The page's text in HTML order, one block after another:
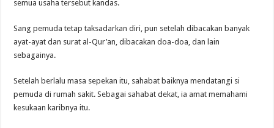
semua usaha tersebut kandas.
Sang pemuda tetap taksadarkan diri, pun setelah dibacakan banyak
ayat-ayat dan surat al-Qur’an, dibacakan doa-doa, dan lain
sebagainya.
Setelah berlalu masa sepekan itu, sahabat baiknya mendatangi si
pemuda di rumah sakit. Sebagai sahabat dekat, ia amat memahami
kesukaan karibnya itu.